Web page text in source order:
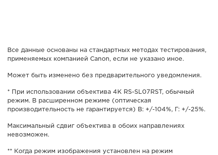
Все данные основаны на стандартных методах тестирования,
применяемых компанией Canon, если не указано иное.
Может быть изменено без предварительного уведомления.
* При использовании объектива 4K RS-SL07RST, обычный
режим. В расширенном режиме (оптическая
производительность не гарантируется) В: +/-104%, Г: +/-25%.
Максимальный сдвиг объектива в обоих направлениях
невозможен.
** Когда режим изображения установлен на режим